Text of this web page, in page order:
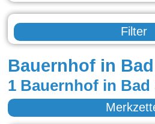
Filter
Bauernhof in
1 Bauernhof in